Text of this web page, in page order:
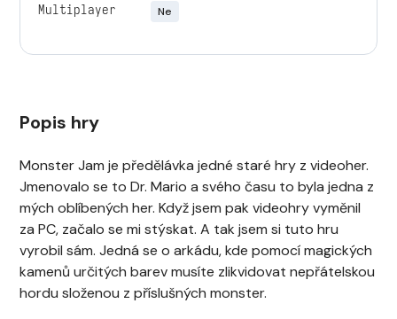
Multiplayer Ne
Popis hry
Monster Jam je předělávka jedné staré hry z videoher.
Jmenovalo se to Dr. Mario a svého času to byla jedna z
mých oblíbených her. Když jsem pak videohry vyměnil
za PC, začalo se mi stýskat. A tak jsem si tuto hru
vyrobil sám. Jedná se o arkádu, kde pomocí magických
kamenů určitých barev musíte zlikvidovat nepřátelskou
hordu složenou z příslušných monster.